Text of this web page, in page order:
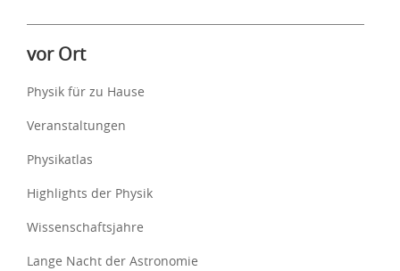
vor Ort
Physik für zu Hause
Veranstaltungen
Physikatlas
Highlights der Physik
Wissenschaftsjahre
Lange Nacht der Astronomie